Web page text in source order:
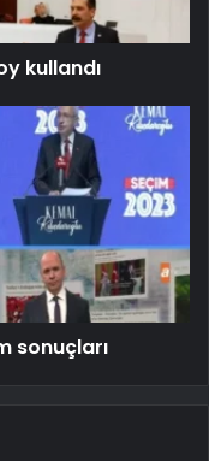
kullandı
sonuçları